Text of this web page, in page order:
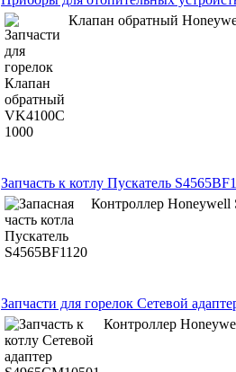
Клапан обратный
Запчасть к котлу Пускатель
Контроллер Honeywell
Запчасти для горелок Сетевой
Контроллер